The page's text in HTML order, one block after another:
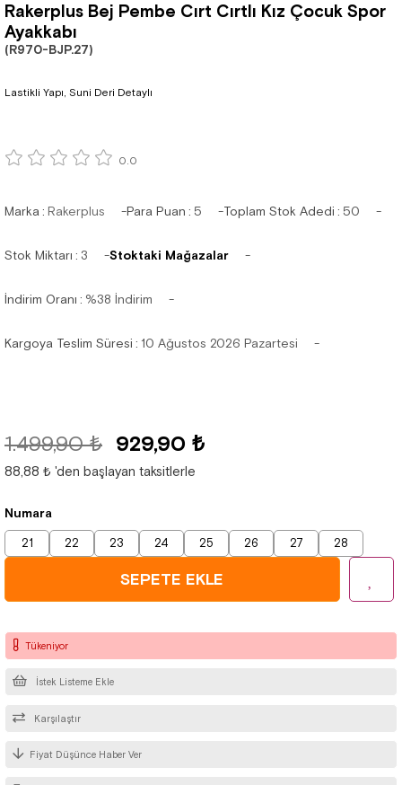
Rakerplus Bej Pembe Cırt Cırtlı Kız Çocuk Spor
Ayakkabı
(R970-BJP.27)
Lastikli Yapı, Suni Deri Detaylı
0.0
Marka : Rakerplus Para Puan : 5 Toplam Stok Adedi : 50
Stok Miktarı : 3 Stoktaki Mağazalar
İndirim Oranı : %38 İndirim
Kargoya Teslim Süresi : 10 Ağustos 2026 Pazartesi
1.499,90 ₺ 929,90 ₺
88,88 ₺ 'den başlayan taksitlerle
Numara
21 22 23 24 25 26 27 28
Tükeniyor
İstek Listeme Ekle
Karşılaştır
Fiyat Düşünce Haber Ver